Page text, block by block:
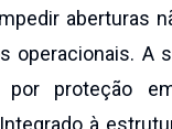
aberturas
operacionais. A
proteção
à